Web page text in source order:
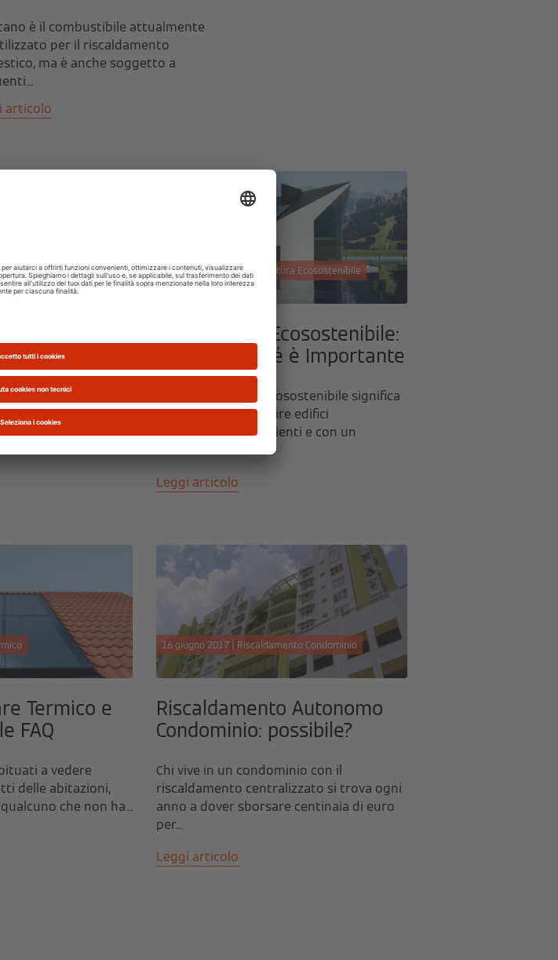
è il combustibile attualmente
per il riscaldamento
ma è anche soggetto a
articolo
a Condensazione
Male
a intermittenza e
costretto a
temperatura...
20 ottobre 2017 | Architettura Ecosostenibile
Architettura Ecosostenibile:
Cos’è e Perché è Importante
Fare architettura ecosostenibile significa
progettare e costruire edifici
energicamente efficienti e con un
Leggi articolo
Termico e
FAQ
a vedere
delle abitazioni,
che non ha...
16 giugno 2017 | Riscaldamento Condominio
Riscaldamento Autonomo
Condominio: possibile?
Chi vive in un condominio con il
riscaldamento centralizzato si trova ogni
anno a dover sborsare centinaia di euro
per...
Leggi articolo